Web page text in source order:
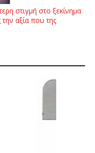
στιγμή στο ξεκίνημα
αξία που της